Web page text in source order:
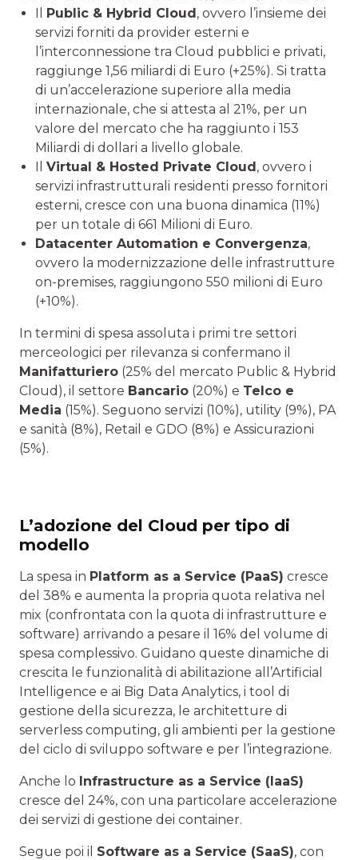
Il Public & Hybrid Cloud, ovvero l’insieme dei
servizi forniti da provider esterni e
l’interconnessione tra Cloud pubblici e privati,
raggiunge 1,56 miliardi di Euro (+25%). Si tratta
di un’accelerazione superiore alla media
internazionale, che si attesta al 21%, per un
valore del mercato che ha raggiunto i 153
Miliardi di dollari a livello globale.
Il Virtual & Hosted Private Cloud, ovvero i
servizi infrastrutturali residenti presso fornitori
esterni, cresce con una buona dinamica (11%)
per un totale di 661 Milioni di Euro.
Datacenter Automation e Convergenza,
ovvero la modernizzazione delle infrastrutture
on-premises, raggiungono 550 milioni di Euro
(+10%).
In termini di spesa assoluta i primi tre settori
merceologici per rilevanza si confermano il
Manifatturiero (25% del mercato Public & Hybrid
Cloud), il settore Bancario (20%) e Telco e
Media (15%). Seguono servizi (10%), utility (9%), PA
e sanità (8%), Retail e GDO (8%) e Assicurazioni
(5%).
L’adozione del Cloud per tipo di
modello
La spesa in Platform as a Service (PaaS) cresce
del 38% e aumenta la propria quota relativa nel
mix (confrontata con la quota di infrastrutture e
software) arrivando a pesare il 16% del volume di
spesa complessivo. Guidano queste dinamiche di
crescita le funzionalità di abilitazione all’Artificial
Intelligence e ai Big Data Analytics, i tool di
gestione della sicurezza, le architetture di
serverless computing, gli ambienti per la gestione
del ciclo di sviluppo software e per l’integrazione.
Anche lo Infrastructure as a Service (IaaS)
cresce del 24%, con una particolare accelerazione
dei servizi di gestione dei container.
Segue poi il Software as a Service (SaaS), con